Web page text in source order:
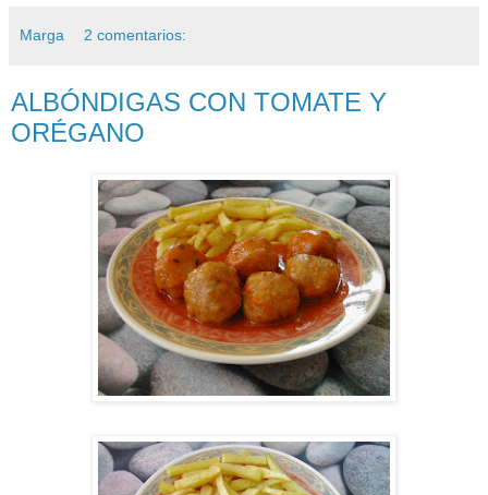
Marga 2 comentarios:
ALBÓNDIGAS CON TOMATE Y
ORÉGANO